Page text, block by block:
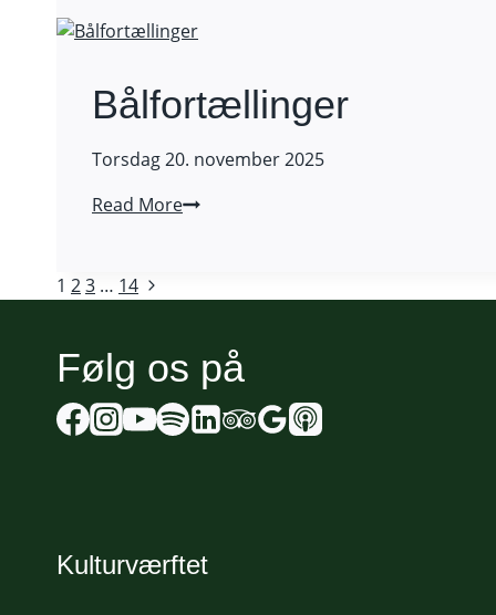
–
Bålfortællinger
Torsdag 20. november 2025
Read MoreBålfortællinger
Page
navigation
1 23 … 14 Next
Følg os på
Kulturværftet